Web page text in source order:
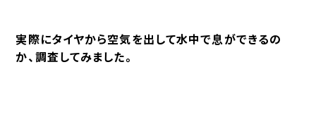
実際にタイヤから空気を出して水中で息ができるの
か、調査してみました。